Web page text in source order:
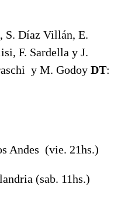
S. Díaz Villán, E.
F. Sardella y J.
y M. Godoy DT:
(vie. 21hs.)
(sab. 11hs.)